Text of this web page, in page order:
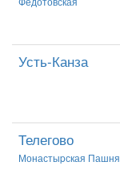
Усть-Канза
Телегово
Монастыpская Пашня